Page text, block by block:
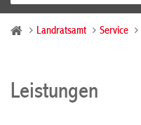
Landratsamt Service
Leistungen